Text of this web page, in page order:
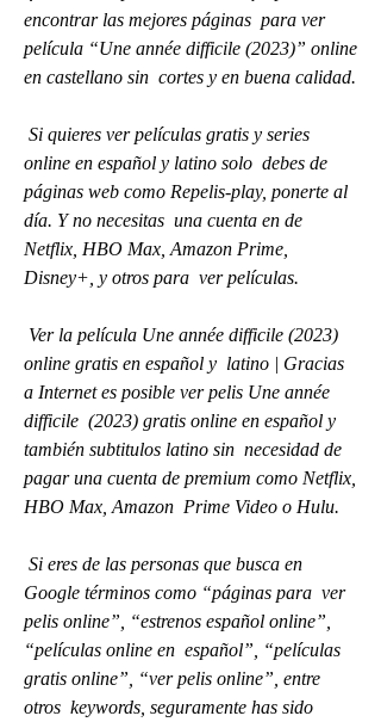
encontrar las mejores páginas  para ver
película “Une année difficile (2023)” online
en castellano sin  cortes y en buena calidad.
online en español y latino solo  debes de
páginas web como Repelis-play, ponerte al
día. Y no necesitas  una cuenta en de
Netflix, HBO Max, Amazon Prime,
Disney+, y otros para  ver películas.
online gratis en español y  latino | Gracias
a Internet es posible ver pelis Une année
difficile  (2023) gratis online en español y
también subtitulos latino sin  necesidad de
pagar una cuenta de premium como Netflix,
HBO Max, Amazon  Prime Video o Hulu.
Google términos como “páginas para  ver
pelis online”, “estrenos español online”,
“películas online en  español”, “películas
gratis online”, “ver pelis online”, entre
otros  keywords, seguramente has sido